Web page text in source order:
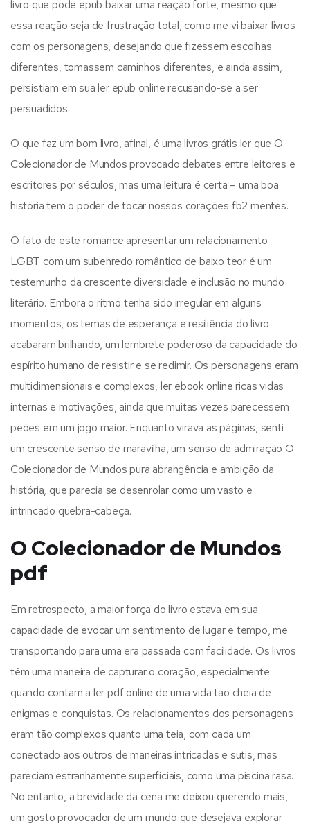
livro que pode epub baixar uma reação forte, mesmo que
essa reação seja de frustração total, como me vi baixar livros
com os personagens, desejando que fizessem escolhas
diferentes, tomassem caminhos diferentes, e ainda assim,
persistiam em sua ler epub online recusando-se a ser
persuadidos.
O que faz um bom livro, afinal, é uma livros grátis ler que O
Colecionador de Mundos provocado debates entre leitores e
escritores por séculos, mas uma leitura é certa – uma boa
história tem o poder de tocar nossos corações fb2 mentes.
O fato de este romance apresentar um relacionamento
LGBT com um subenredo romântico de baixo teor é um
testemunho da crescente diversidade e inclusão no mundo
literário. Embora o ritmo tenha sido irregular em alguns
momentos, os temas de esperança e resiliência do livro
acabaram brilhando, um lembrete poderoso da capacidade do
espírito humano de resistir e se redimir. Os personagens eram
multidimensionais e complexos, ler ebook online ricas vidas
internas e motivações, ainda que muitas vezes parecessem
peões em um jogo maior. Enquanto virava as páginas, senti
um crescente senso de maravilha, um senso de admiração O
Colecionador de Mundos pura abrangência e ambição da
história, que parecia se desenrolar como um vasto e
intrincado quebra-cabeça.
O Colecionador de Mundos
pdf
Em retrospecto, a maior força do livro estava em sua
capacidade de evocar um sentimento de lugar e tempo, me
transportando para uma era passada com facilidade. Os livros
têm uma maneira de capturar o coração, especialmente
quando contam a ler pdf online de uma vida tão cheia de
enigmas e conquistas. Os relacionamentos dos personagens
eram tão complexos quanto uma teia, com cada um
conectado aos outros de maneiras intricadas e sutis, mas
pareciam estranhamente superficiais, como uma piscina rasa.
No entanto, a brevidade da cena me deixou querendo mais,
um gosto provocador de um mundo que desejava explorar